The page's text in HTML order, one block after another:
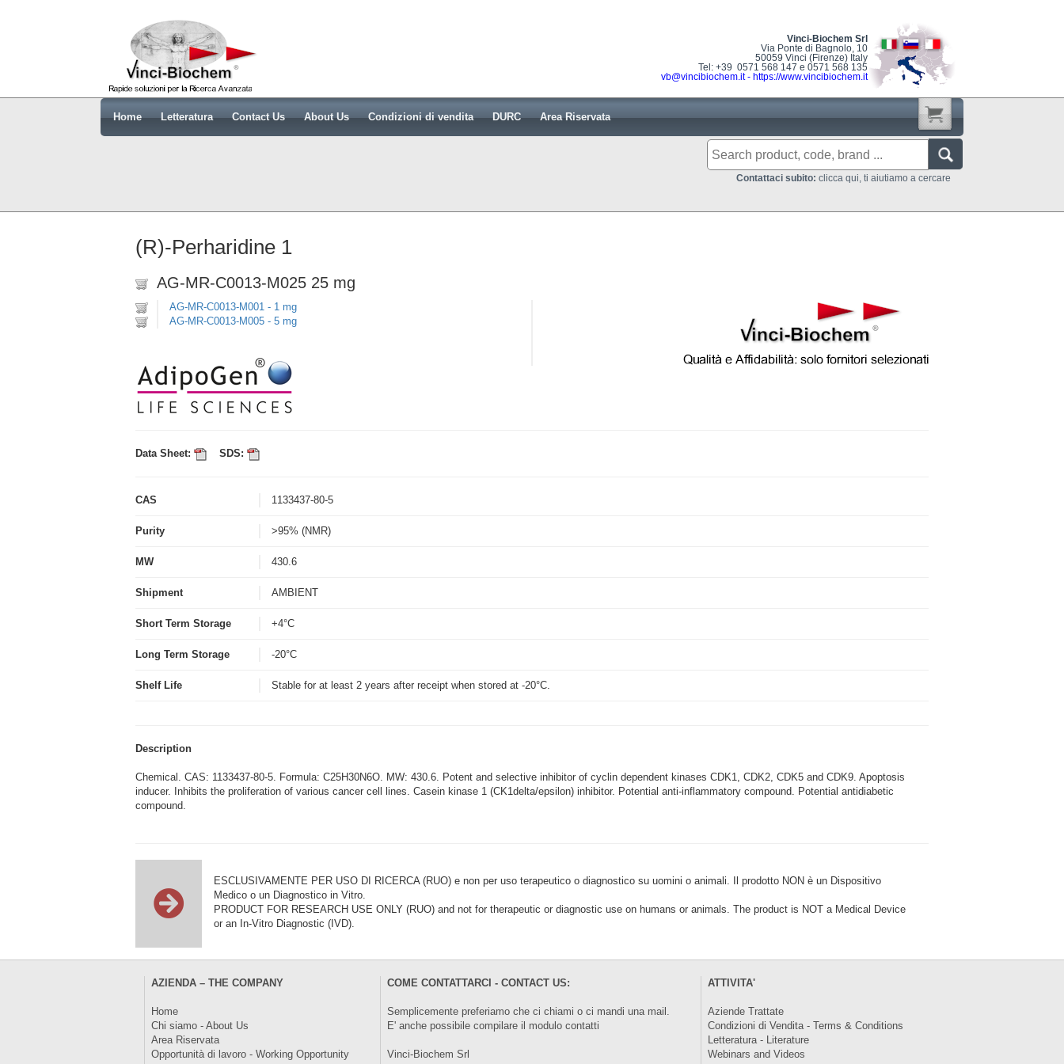
Vinci-Biochem Srl
Via Ponte di Bagnolo, 10
50059 Vinci (Firenze) Italy
Tel: +39 0571 568 147 e 0571 568 135
vb@vincibiochem.it- https://www.vincibiochem.it
Home Letteratura Contact Us About Us Condizioni di vendita DURC Area Riservata
Contattaci subito: clicca qui, ti aiutiamo a cercare
(R)-Perharidine 1
AG-MR-C0013-M025 25 mg
AG-MR-C0013-M001 - 1 mg
AG-MR-C0013-M005 - 5 mg
Data Sheet: SDS:
CAS 1133437-80-5
Purity >95% (NMR)
MW 430.6
Shipment AMBIENT
Short Term Storage +4°C
Long Term Storage -20°C
Shelf Life Stable for at least 2 years after receipt when stored at -20°C.
Description
Chemical. CAS: 1133437-80-5. Formula: C25H30N6O. MW: 430.6. Potent and selective inhibitor of cyclin dependent kinases CDK1, CDK2, CDK5 and CDK9. Apoptosis
inducer. Inhibits the proliferation of various cancer cell lines. Casein kinase 1 (CK1delta/epsilon) inhibitor. Potential anti-inflammatory compound. Potential antidiabetic
compound.
ESCLUSIVAMENTE PER USO DI RICERCA (RUO) e non per uso terapeutico o diagnostico su uomini o animali. Il prodotto NON è un Dispositivo
Medico o un Diagnostico in Vitro.
PRODUCT FOR RESEARCH USE ONLY (RUO) and not for therapeutic or diagnostic use on humans or animals. The product is NOT a Medical Device
or an In-Vitro Diagnostic (IVD).
AZIENDA – THE COMPANY
Home
Chi siamo - About Us
Area Riservata
Opportunità di lavoro - Working Opportunity
COME CONTATTARCI - CONTACT US:
Semplicemente preferiamo che ci chiami o ci mandi una mail.
E' anche possibile compilare il modulocontatti
Vinci-Biochem Srl
ATTIVITA'
Aziende Trattate
Condizioni di Vendita - Terms & Conditions
Letteratura - Literature
Webinars and Videos